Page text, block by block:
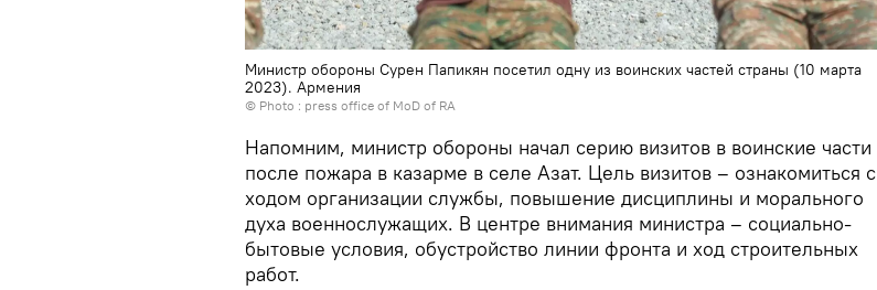
Министр обороны Сурен Папикян посетил одну из воинских частей страны (10 марта
2023). Армения
© Photo : press office of MoD of RA
Напомним, министр обороны начал серию визитов в воинские части
после пожара в казарме в селе Азат. Цель визитов – ознакомиться с
ходом организации службы, повышение дисциплины и морального
духа военнослужащих. В центре внимания министра – социально-
бытовые условия, обустройство линии фронта и ход строительных
работ.